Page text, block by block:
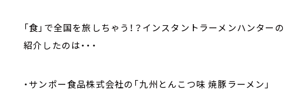
「食」で全国を旅しちゃう！？インスタントラーメンハンターの
紹介したのは・・・
・サンポー食品株式会社の「九州とんこつ味 焼豚ラーメン」